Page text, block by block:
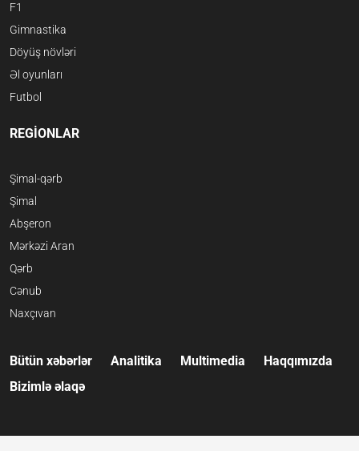
F1
Gimnastika
Döyüş növləri
Əl oyunları
Futbol
REGİONLAR
Şimal-qərb
Şimal
Abşeron
Mərkəzi Aran
Qərb
Cənub
Naxçıvan
Bütün xəbərlər Analitika Multimedia
Haqqımızda
Bizimlə əlaqə